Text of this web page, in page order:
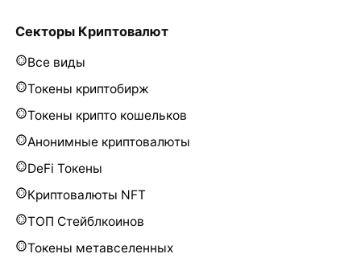
Секторы Криптовалют
Все виды
Токены криптобирж
Токены крипто кошельков
Анонимные криптовалюты
DeFi Токены
Криптовалюты NFT
ТОП Стейблкоинов
Токены метавселенных